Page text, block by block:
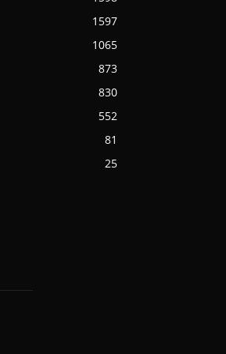
1597
1065
873
830
552
81
25